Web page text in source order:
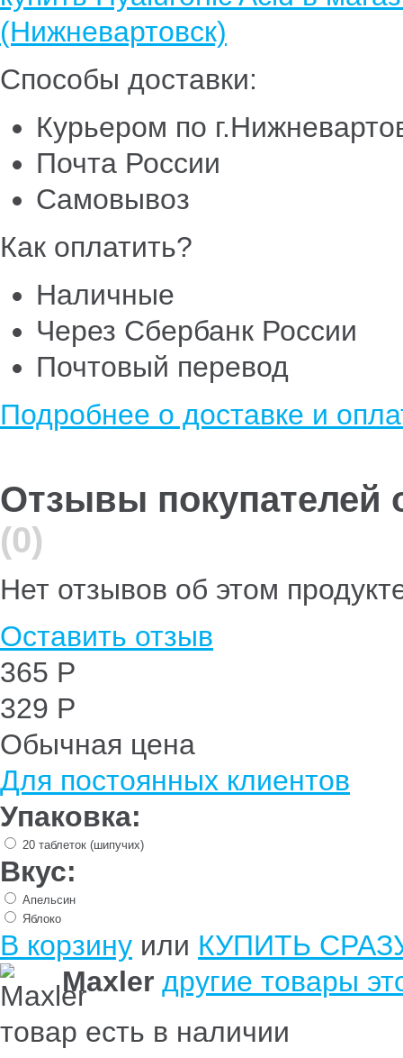
Способы доставки:
Курьером по
Почта России
Самовывоз
Как оплатить?
Наличные
Через Сбербанк России
Почтовый перевод
Подробнее о доставке и
Отзывы покупателей
(0)
Нет отзывов об этом
Оставить отзыв
365 Р
329 Р
Обычная цена
Для постоянных клиентов
Упаковка:
20 таблеток (шипучих)
Вкус:
Апельсин
Яблоко
В корзину или КУПИТЬ
Maxler другие товары
товар есть в наличии